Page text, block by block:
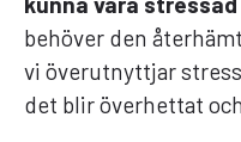
behöver den
vi överutnyttjar
det blir överhettat